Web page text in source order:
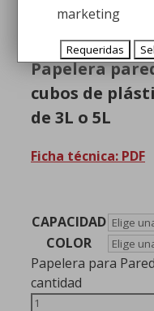
Papelera
cubos de
de 3L o 5L
Ficha técnica: PDF
CAPACIDAD
COLOR
Papelera para
cantidad
marketing
Requeridas